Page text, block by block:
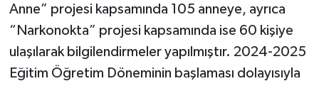
Anne” projesi kapsamında 105 anneye, ayrıca
“Narkonokta” projesi kapsamında ise 60 kişiye
ulaşılarak bilgilendirmeler yapılmıştır. 2024-2025
Eğitim Öğretim Döneminin başlaması dolayısıyla